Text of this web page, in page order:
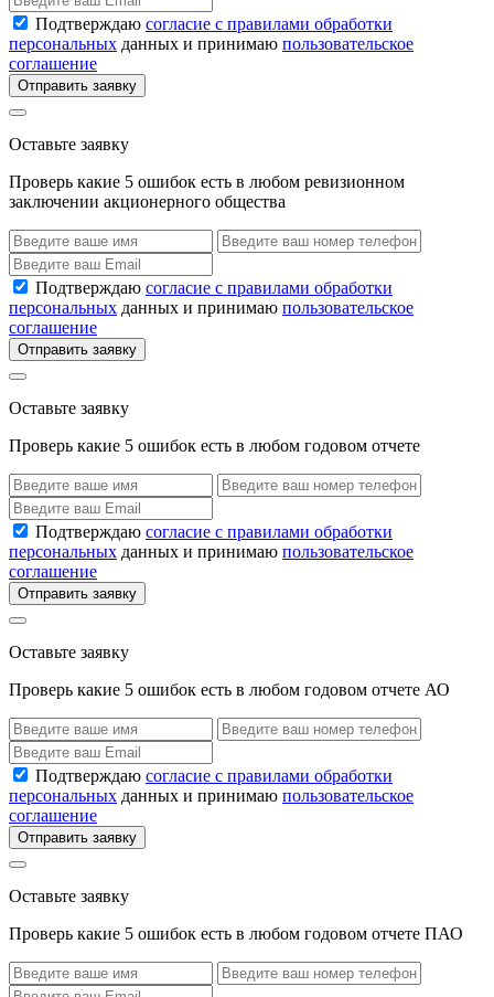
Подтверждаю согласие с правилами обработки
персональных данных и принимаю пользовательское
соглашение
Отправить заявку
Оставьте заявку
Проверь какие 5 ошибок есть в любом ревизионном
заключении акционерного общества
Подтверждаю согласие с правилами обработки
персональных данных и принимаю пользовательское
соглашение
Отправить заявку
Оставьте заявку
Проверь какие 5 ошибок есть в любом годовом отчете
Подтверждаю согласие с правилами обработки
персональных данных и принимаю пользовательское
соглашение
Отправить заявку
Оставьте заявку
Проверь какие 5 ошибок есть в любом годовом отчете АО
Подтверждаю согласие с правилами обработки
персональных данных и принимаю пользовательское
соглашение
Отправить заявку
Оставьте заявку
Проверь какие 5 ошибок есть в любом годовом отчете ПАО